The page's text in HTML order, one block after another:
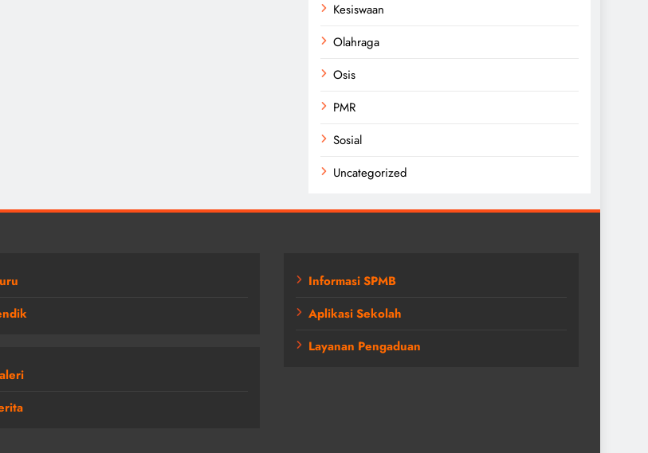
Kesiswaan
Olahraga
Osis
PMR
Sosial
Uncategorized
Informasi SPMB
Aplikasi Sekolah
Layanan Pengaduan